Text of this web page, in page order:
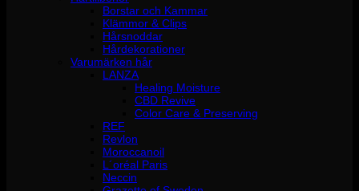
Borstar och Kammar
Klämmor & Clips
Hårsnoddar
Hårdekorationer
Varumärken hår
LANZA
Healing Moisture
CBD Revive
Color Care & Preserving
REF
Revlon
Moroccanoil
L´oréal Paris
Neccin